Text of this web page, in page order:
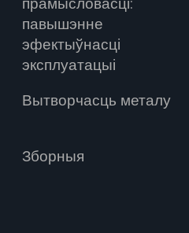
павышэнне
эфектыўнасці
эксплуатацыі
Вытворчасць металу
Зборныя